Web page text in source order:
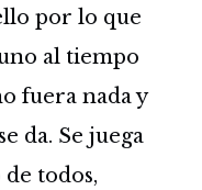
por lo que
al tiempo
fuera nada y
da. Se juega
todos,